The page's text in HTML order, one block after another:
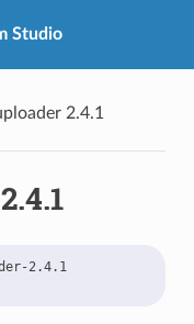
Studio
2.4.1
2.4.1